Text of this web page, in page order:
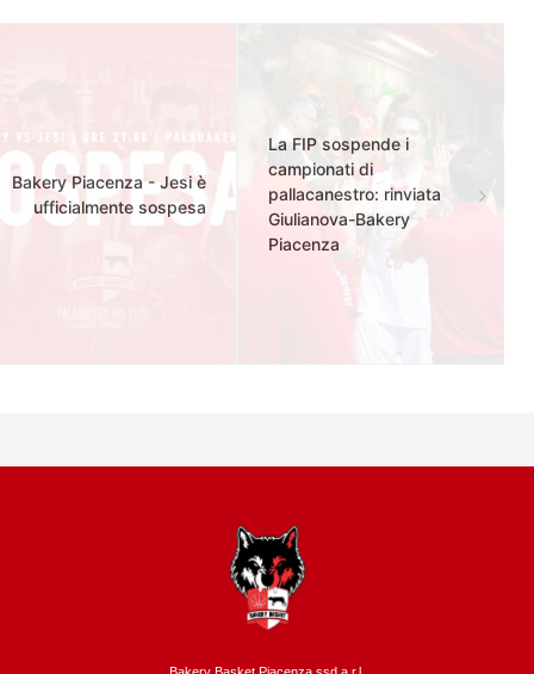
Bakery Piacenza - Jesi è
ufficialmente sospesa
La FIP sospende i
campionati di
pallacanestro: rinviata
Giulianova-Bakery
Piacenza